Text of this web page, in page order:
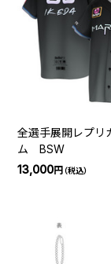
全選手展開レプリ
ム BSW
13,000円（税込）